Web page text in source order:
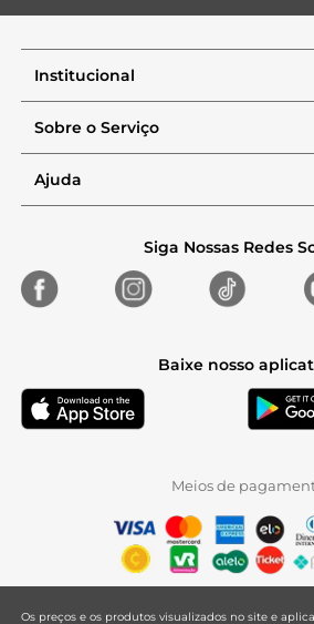
Institucional
Sobre o Serviço
Ajuda
Siga Nossas Redes
Baixe nosso
Meios de
Os preços e os produtos visualizados no site e